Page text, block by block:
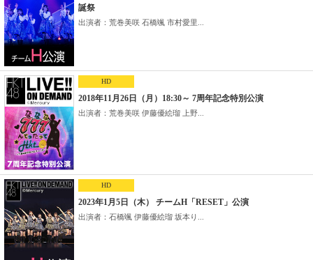
誕祭
出演者：荒巻美咲 石橋颯 市村愛里...
HD
2018年11月26日（月）18:30～ 7周年記念特別公演
出演者：荒巻美咲 伊藤優絵瑠 上野...
HD
2023年1月5日（木） チームH「RESET」公演
出演者：石橋颯 伊藤優絵瑠 坂本り...